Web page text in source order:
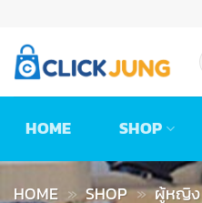
ยัง
เนื้อหา
HOME SHOP
HOME » SHOP » ผู้หญิง